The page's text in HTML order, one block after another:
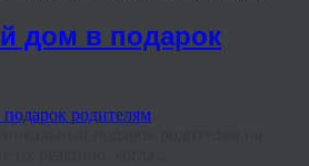
дом в подарок